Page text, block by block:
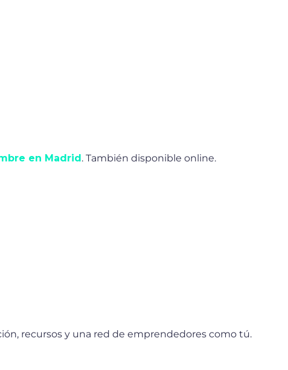
en Madrid. También disponible online.
recursos y una red de emprendedores como tú.